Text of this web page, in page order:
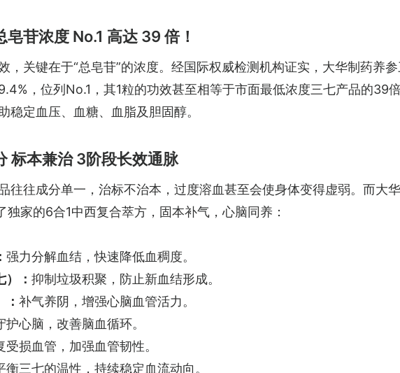
皂苷浓度 No.1 高达 39 倍！
，关键在于“总皂苷”的浓度。经国际权威检测机构证实，大华制药养参
，位列No.1，其1粒的功效甚至相等于市面最低浓度三七产品的39倍
稳定血压、血糖、血脂及胆固醇。
标本兼治 3阶段长效通脉
往往成分单一，治标不治本，过度溶血甚至会使身体变得虚弱。而大华
独家的6合1中西复合萃方，固本补气，心脑同养：
强力分解血结，快速降低血稠度。
： 抑制垃圾积聚，防止新血结形成。
补气养阴，增强心脑血管活力。
护心脑，改善脑血循环。
受损血管，加强血管韧性。
衡三七的温性，持续稳定血流动向。